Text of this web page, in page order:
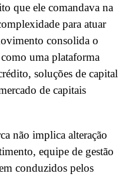
que ele comandava na
para atuar
consolida o
uma plataforma
soluções de capital
de capitais
não implica alteração
equipe de gestão
conduzidos pelos